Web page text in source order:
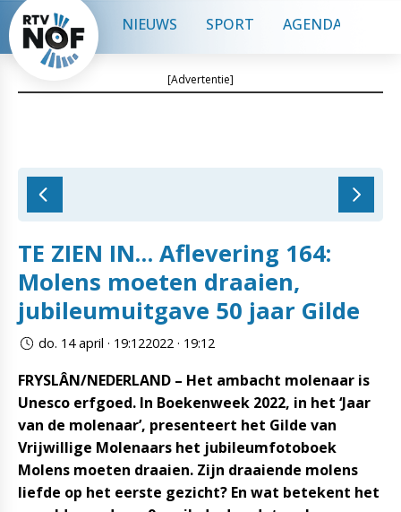
NIEUWS SPORT AGENDA
[Advertentie]
TE ZIEN IN… Aflevering 164:
Molens moeten draaien,
jubileumuitgave 50 jaar Gilde
do. 14 april · 19:122022 · 19:12
FRYSLÂN/NEDERLAND – Het ambacht molenaar is
Unesco erfgoed. In Boekenweek 2022, in het ‘Jaar
van de molenaar’, presenteert het Gilde van
Vrijwillige Molenaars het jubileumfotoboek
Molens moeten draaien. Zijn draaiende molens
liefde op het eerste gezicht? En wat betekent het